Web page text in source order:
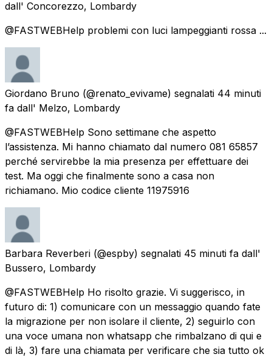
dall' Concorezzo, Lombardy
@FASTWEBHelp problemi con luci lampeggianti rossa ...
Giordano Bruno (@renato_evivame) segnalati 44 minuti
fa dall' Melzo, Lombardy
@FASTWEBHelp Sono settimane che aspetto
l’assistenza. Mi hanno chiamato dal numero 081 65857
perché servirebbe la mia presenza per effettuare dei
test. Ma oggi che finalmente sono a casa non
richiamano. Mio codice cliente 11975916
Barbara Reverberi (@espby) segnalati 45 minuti fa dall'
Bussero, Lombardy
@FASTWEBHelp Ho risolto grazie. Vi suggerisco, in
futuro di: 1) comunicare con un messaggio quando fate
la migrazione per non isolare il cliente, 2) seguirlo con
una voce umana non whatsapp che rimbalzano di qui e
di là, 3) fare una chiamata per verificare che sia tutto ok